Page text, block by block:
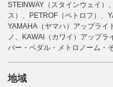
STEINWAY（スタインウェイ）
ス）、PETROF（ペトロフ）、
YAMAHA（ヤマハ）アップライ
ノ、KAWAI（カワイ）アップラ
バー・ペダル・メトロノーム・
地域